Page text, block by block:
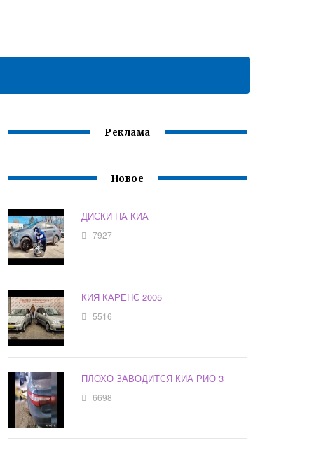
Реклама
Новое
ДИСКИ НА КИА
7927
КИЯ КАРЕНС 2005
5516
ПЛОХО ЗАВОДИТСЯ КИА РИО 3
6698